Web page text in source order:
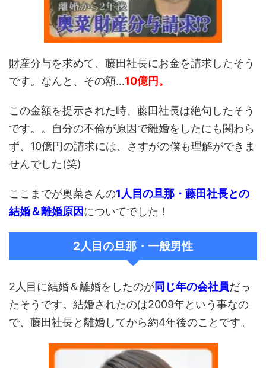
財産分与を求めて、藤田社長にお金を請求したそう
です。なんと、その額…10億円。
この金額を提示された時、藤田社長は絶句したそう
です。。自分の不倫が原因で離婚をしたにも関わら
ず、10億円の請求には、さすがの僕も理解ができま
せんでした(笑)
ここまでが奥菜さんの1人目の旦那・藤田社長との
結婚＆離婚原因についてでした！
2人目の旦那・一般男性
2人目に結婚＆離婚をしたのが同じ年の会社員だっ
たそうです。結婚されたのは2009年という事なの
で、藤田社長と離婚してから約4年後のことです。